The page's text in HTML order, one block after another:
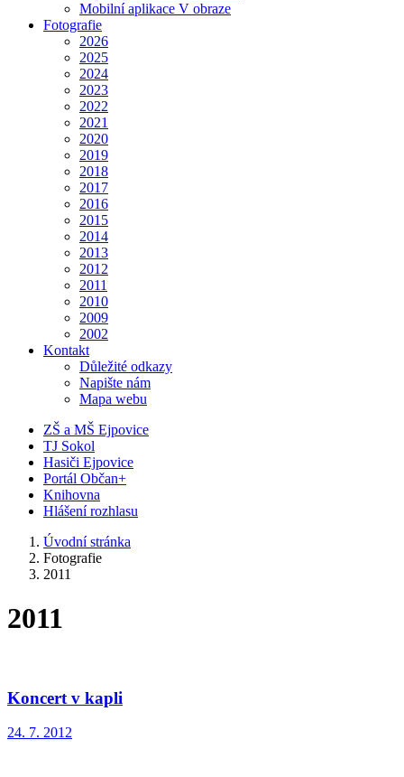
Mobilní aplikace V obraze
Fotografie
2026
2025
2024
2023
2022
2021
2020
2019
2018
2017
2016
2015
2014
2013
2012
2011
2010
2009
2002
Kontakt
Důležité odkazy
Napište nám
Mapa webu
ZŠ a MŠ Ejpovice
TJ Sokol
Hasiči Ejpovice
Portál Občan+
Knihovna
Hlášení rozhlasu
Úvodní stránka
Fotografie
2011
2011
Koncert v kapli
24. 7. 2012